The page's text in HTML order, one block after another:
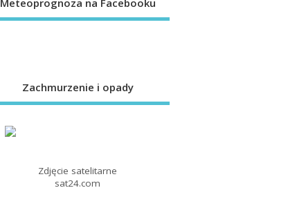
Zachmurzenie i opady
Zdjęcie satelitarne
sat24.com